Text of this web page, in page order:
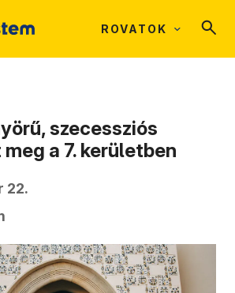
ROVATOK
szecessziós
a 7. kerületben
22.